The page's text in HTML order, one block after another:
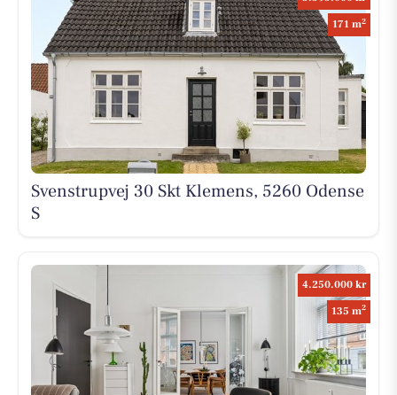
171 m2
Svenstrupvej 30 Skt Klemens, 5260 Odense
S
4.250.000 kr
135 m2